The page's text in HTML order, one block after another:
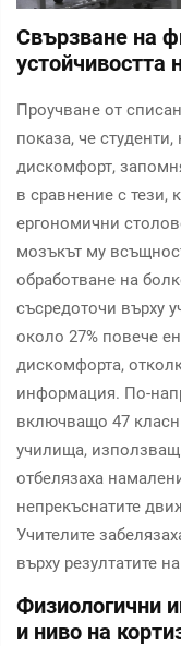
Свързване на
устойчивостта
Проучване от
показа, че
дискомфорт,
в сравнение с тези,
ергономични
мозъкът му
обработване на
съсредоточи върху
около 27% повече
дискомфорта,
информация. По-
включващо 47
училища,
отбелязаха
непрекъснатите
Учителите
върху резултатите
Физиологични
и ниво на